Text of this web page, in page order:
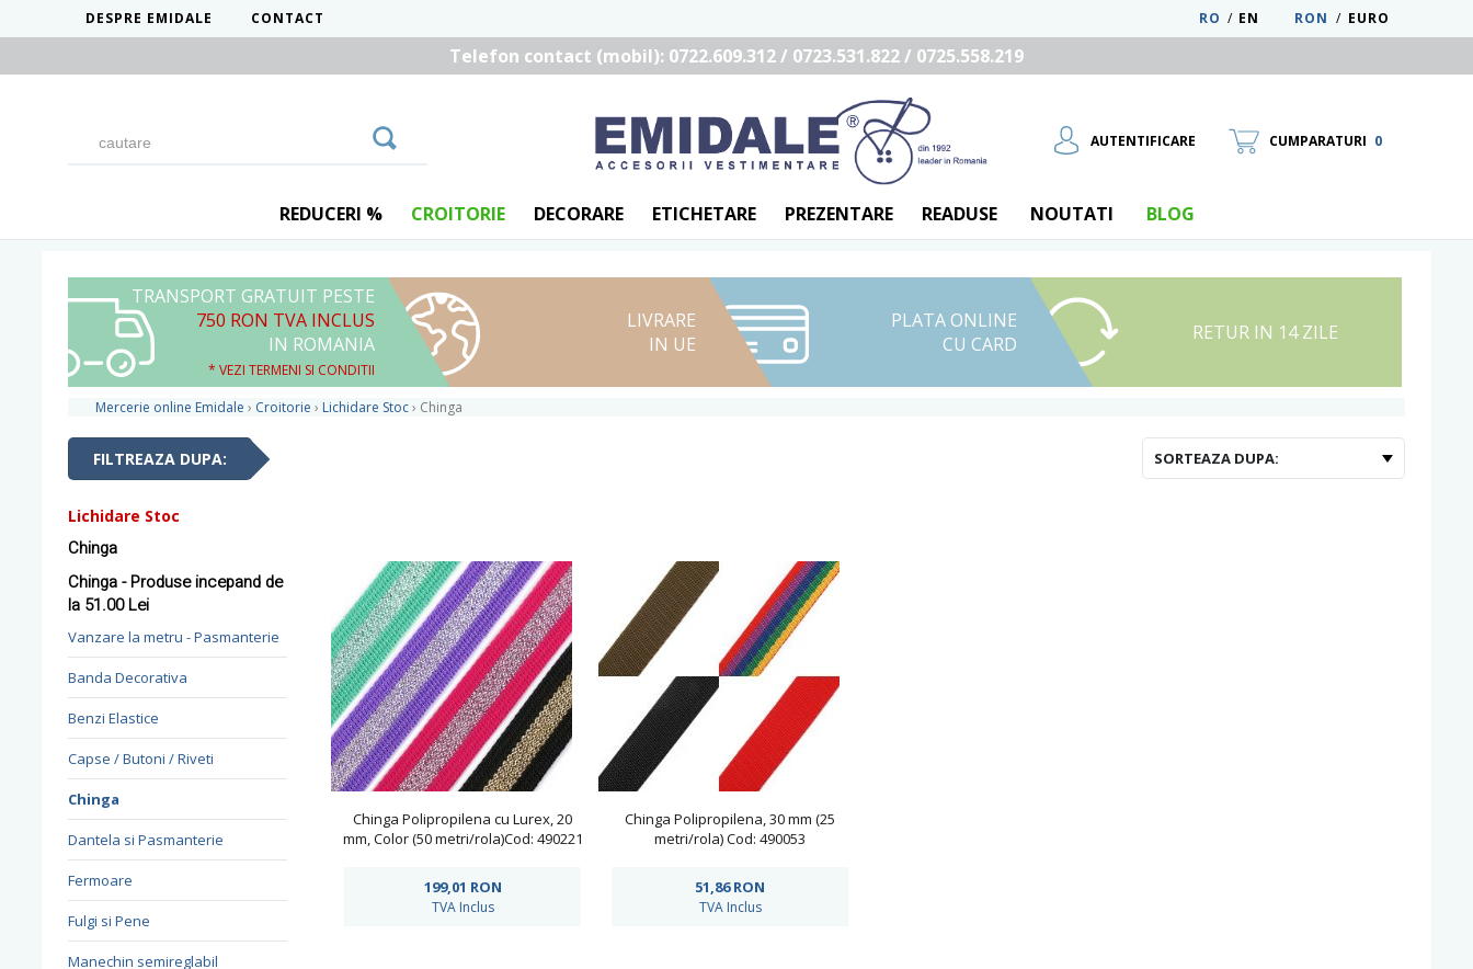
DESPRE EMIDALE CONTACT RON / EURO
EN
/
RO
Telefon contact (mobil): 0722.609.312 / 0723.531.822 / 0725.558.219
AUTENTIFICARE
UTILIZATOR NOU
RECUPEREAZA PAROLA
CUMPARATURI 0
REDUCERI % CROITORIE DECORARE ETICHETARE PREZENTARE READUSE NOUTATI BLOG
TRANSPORT GRATUIT PESTE
750 RON TVA INCLUS
IN ROMANIA
* VEZI TERMENI SI CONDITII
LIVRARE
IN UE
PLATA ONLINE
CU CARD
RETUR IN 14 ZILE
Mercerie online Emidale › Croitorie › Lichidare Stoc› Chinga
FILTREAZA DUPA: SORTEAZA DUPA:
Lichidare Stoc
Chinga
Chinga - Produse incepand de
la 51.00 Lei
Vanzare la metru - Pasmanterie
Banda Decorativa
Benzi Elastice
Capse / Butoni / Riveti
Chinga
Dantela si Pasmanterie
Fermoare
Fulgi si Pene
Manechin semireglabil
Chinga Polipropilena cu Lurex, 20
mm, Color (50 metri/rola)Cod: 490221
199,01 RON
TVA Inclus
Chinga Polipropilena, 30 mm (25
metri/rola) Cod: 490053
51,86RON
TVA Inclus